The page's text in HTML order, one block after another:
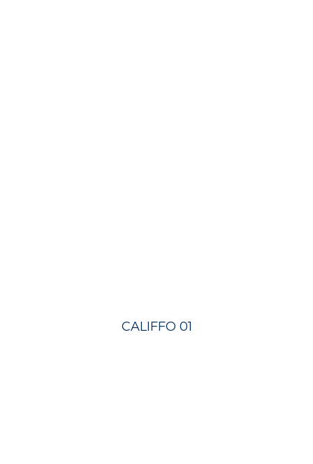
CALIFFO 01